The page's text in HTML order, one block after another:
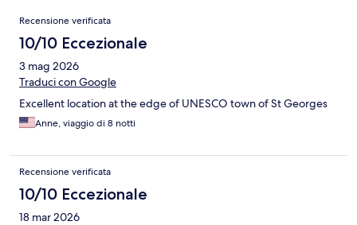
Recensioni
Recensione verificata
10/10 Eccezionale
3 mag 2026
Traduci con Google
Excellent location at the edge of UNESCO town of St Georges
Anne, viaggio di 8 notti
Recensione verificata
10/10 Eccezionale
18 mar 2026